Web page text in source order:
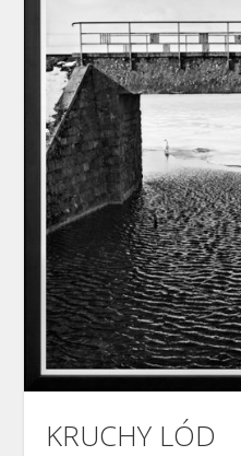
KRUCHY LÓD